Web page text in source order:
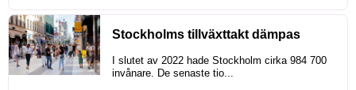
Stockholms tillväxttakt dämpas
I slutet av 2022 hade Stockholm cirka 984 700
invånare. De senaste tio...